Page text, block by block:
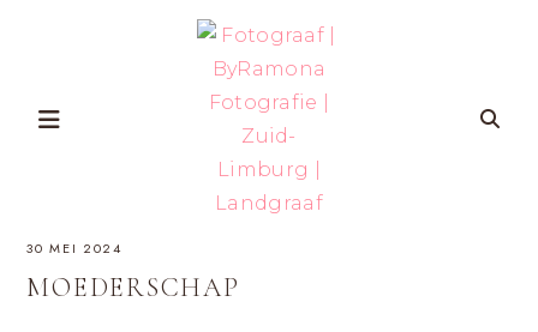
|
IN
ZUID-
30 MEI 2024
MOEDERSCHAP